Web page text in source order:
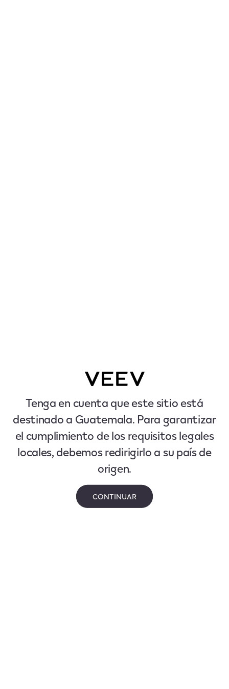
Tenga en cuenta que este sitio está
destinado a Guatemala. Para garantizar
el cumplimiento de los requisitos legales
locales, debemos redirigirlo a su país de
origen.
CONTINUAR